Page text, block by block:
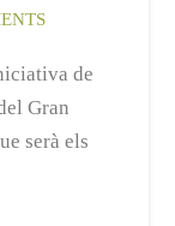
de
Gran
serà els